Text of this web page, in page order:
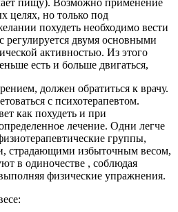
пищу). Возможно применение
целях, но только под
похудеть необходимо вести
регулируется двумя основными
активностью. Из этого
есть и больше двигаться,
должен обратиться к врачу.
с психотерапевтом.
как похудеть и при
лечение. Одни легче
группы,
страдающими избыточным весом,
в одиночестве , соблюдая
физические упражнения.